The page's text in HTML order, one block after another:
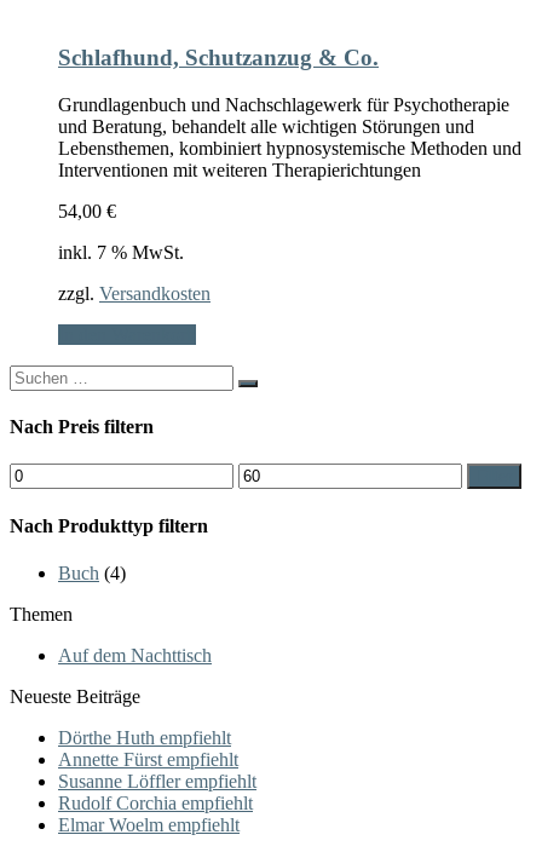
Schlafhund, Schutzanzug & Co.
Grundlagenbuch und Nachschlagewerk für Psychotherapie
und Beratung, behandelt alle wichtigen Störungen und
Lebensthemen, kombiniert hypnosystemische Methoden und
Interventionen mit weiteren Therapierichtungen
54,00 €
inkl. 7 % MwSt.
zzgl. Versandkosten
Search
for:
Nach Preis filtern
Min.
Preis
Max.
Preis
Nach Produkttyp filtern
Buch (4)
Themen
Auf dem Nachttisch
Neueste Beiträge
Dörthe Huth empfiehlt
Annette Fürst empfiehlt
Susanne Löffler empfiehlt
Rudolf Corchia empfiehlt
Elmar Woelm empfiehlt